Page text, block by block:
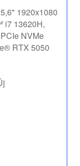
1920x1080
i7 13620H,
NVMe
RTX 5050